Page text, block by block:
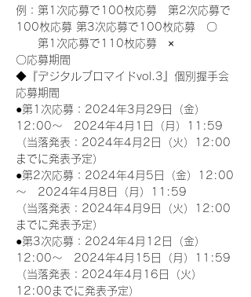
例：第1次応募で100枚応募　第2次応募で
100枚応募 第3次応募で100枚応募　〇
第1次応募で110枚応募　×
〇応募期間
◆『デジタルブロマイドvol.3』個別握手会
応募期間
●第1次応募：2024年3月29日（金）
12:00～　2024年4月1日（月）11:59
（当落発表：2024年4月2日（火）12:00
までに発表予定）
●第2次応募：2024年4月5日（金）12:00
～　2024年4月8日（月）11:59
（当落発表：2024年4月9日（火）12:00
までに発表予定）
●第3次応募：2024年4月12日（金）
12:00～　2024年4月15日（月）11:59
（当落発表：2024年4月16日（火）
12:00までに発表予定）